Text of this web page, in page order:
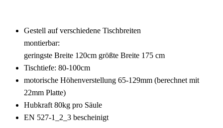
Gestell auf verschiedene Tischbreiten
geringste Breite 120cm größte Breite 175 cm
Tischtiefe: 80-100cm
motorische Höhenverstellung 65-129mm (berechnet mit
22mm Platte)
Hubkraft 80kg pro Säule
EN 527-1_2_3 bescheinigt